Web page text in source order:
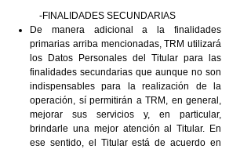
-FINALIDADES SECUNDARIAS
De manera adicional a la finalidades
primarias arriba mencionadas, TRM utilizará
los Datos Personales del Titular para las
finalidades secundarias que aunque no son
indispensables para la realización de la
operación, sí permitirán a TRM, en general,
mejorar sus servicios y, en particular,
brindarle una mejor atención al Titular. En
ese sentido, el Titular está de acuerdo en